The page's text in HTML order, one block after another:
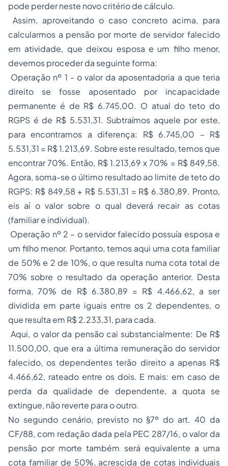
pode perder neste novo critério de cálculo.
Assim, aproveitando o caso concreto acima, para
calcularmos a pensão por morte de servidor falecido
em atividade, que deixou esposa e um filho menor,
devemos proceder da seguinte forma:
Operação nº 1 - o valor da aposentadoria a que teria
direito se fosse aposentado por incapacidade
permanente é de R$ 6.745,00. O atual do teto do
RGPS é de R$ 5.531,31. Subtraímos aquele por este,
para encontramos a diferença: R$ 6.745,00 – R$
5.531,31 = R$ 1.213,69. Sobre este resultado, temos que
encontrar 70%. Então, R$ 1.213,69 x 70% = R$ 849,58.
Agora, soma-se o último resultado ao limite de teto do
RGPS: R$ 849,58 + R$ 5.531,31 = R$ 6.380,89. Pronto,
eis aí o valor sobre o qual deverá recair as cotas
(familiar e individual).
Operação nº 2 – o servidor falecido possuía esposa e
um filho menor. Portanto, temos aqui uma cota familiar
de 50% e 2 de 10%, o que resulta numa cota total de
70% sobre o resultado da operação anterior. Desta
forma, 70% de R$ 6.380,89 = R$ 4.466,62, a ser
dividida em parte iguais entre os 2 dependentes, o
que resulta em R$ 2.233,31, para cada.
Aqui, o valor da pensão cai substancialmente: De R$
11.500,00, que era a última remuneração do servidor
falecido, os dependentes terão direito a apenas R$
4.466,62, rateado entre os dois. E mais: em caso de
perda da qualidade de dependente, a quota se
extingue, não reverte para o outro.
No segundo cenário, previsto no §7º do art. 40 da
CF/88, com redação dada pela PEC 287/16, o valor da
pensão por morte também será equivalente a uma
cota familiar de 50%, acrescida de cotas individuais